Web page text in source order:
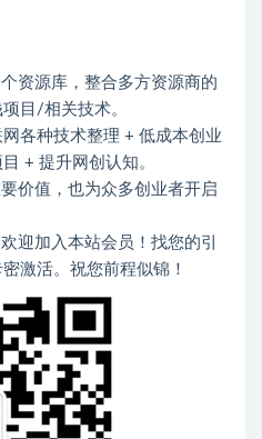
资源库，整合多方资源商的
目/相关技术。
各种技术整理 + 低成本创业
+ 提升网创认知。
价值，也为众多创业者开启
迎加入本站会员！找您的引
激活。祝您前程似锦！